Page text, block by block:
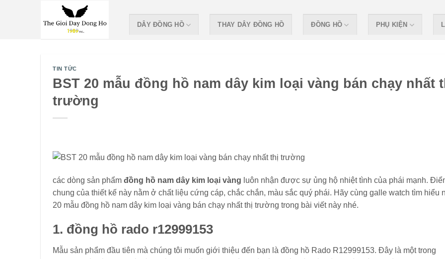
DÂY ĐỒNG HỒ THAY DÂY ĐỒNG HỒ ĐỒNG HỒ PHỤ KIỆN
TIN TỨC
BST 20 mẫu đồng hồ nam dây kim loại vàng bán chạy nhất
trường
các dòng sản phẩm đồng hồ nam dây kim loại vàng luôn nhận được sự ủng hộ nhiệt tình của phái mạnh.
chung của thiết kế này nằm ở chất liệu cứng cáp, chắc chắn, màu sắc quý phái. Hãy cùng galle watch tìm hiểu
20 mẫu đồng hồ nam dây kim loại vàng bán chạy nhất thị trường trong bài viết này nhé.
1. đồng hồ rado r12999153
Mẫu sản phẩm đầu tiên mà chúng tôi muốn giới thiệu đến bạn là đồng hồ Rado R12999153. Đây là một trong